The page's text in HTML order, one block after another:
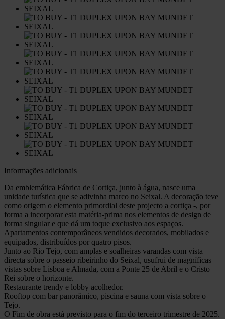
Informações adicionais
Da emblemática Fábrica de Cortiça, junto à água, nasce uma
unidade turística que se adivinha marco no Seixal. A decoração teve
como origem o elemento primordial deste projecto a cortiça -, por
forma a incorporar esta matéria-prima nos elementos de design de
forma singular e que dá um toque exclusivo aos espaços.
Apartamentos contemporâneos vendidos decorados, mobilados e
equipados, distribuídos por quatro pisos.
Junto ao Rio Tejo, com amplas e soalheiras varandas com vista
directa sobre o passeio ribeirinho do Seixal, usufrui de magníficas
vistas sobre Lisboa e Almada, com a Ponte 25 de Abril e o Cristo
Rei sobre o horizonte.
Restaurante trendy e lobby acolhedor.
Rooftop com bar panorâmico, piscina e sauna com vista sobre o
Tejo.
O Fim de obra está previsto para o fim do terceiro trimestre de 2025.